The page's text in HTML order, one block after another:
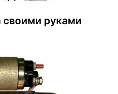
своими руками